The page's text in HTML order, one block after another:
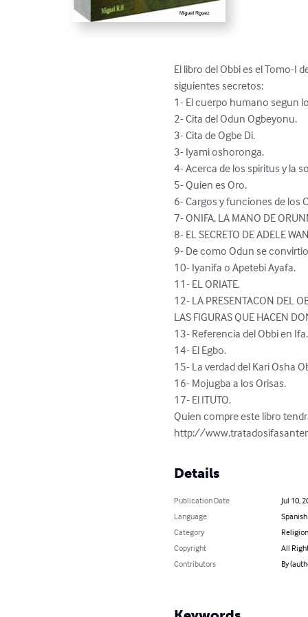
El libro del Obbi es el Tomo-I
siguientes secretos:
1- El cuerpo humano segun
2- Cita del Odun Ogbeyonu.
3- Cita de Ogbe Di.
3- Iyami oshoronga.
4- Acerca de los spiritus y la
5- Quien es Oro.
6- Cargos y funciones de los
7- ONIFA, LA MANO DE
8- EL SECRETO DE ADELE
9- De como Odun se
10- Iyanifa o Apetebi Ayafa.
11- EL ORIATE.
12- LA PRESENTACON DEL
LAS FIGURAS QUE HACEN
13- Referencia del Obbi en Ifa.
14- El Egbo.
15- La verdad del Kari Osha
16- Mojugba a los Orisas.
17- El ITUTO.
Quien compre este libro
http://
Details
Publication Date
Jul 10,
Language
Spanish
Category
Copyright
All
Contributors
By